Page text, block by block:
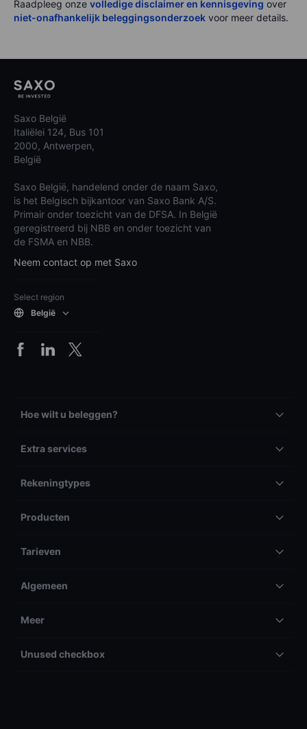
Raadpleeg onze volledige disclaimer en kennisgeving over
niet-onafhankelijk beleggingsonderzoek voor meer details.
Saxo België
Italiëlei 124, Bus 101
2000, Antwerpen,
België
Saxo België, handelend onder de naam Saxo,
is het Belgisch bijkantoor van Saxo Bank A/S.
Primair onder toezicht van de DFSA. In België
geregistreerd bij NBB en onder toezicht van
de FSMA en NBB.
Neem contact op met Saxo
Select region
België
Hoe wilt u beleggen?
Extra services
Rekeningtypes
Producten
Tarieven
Algemeen
Meer
Unused checkbox